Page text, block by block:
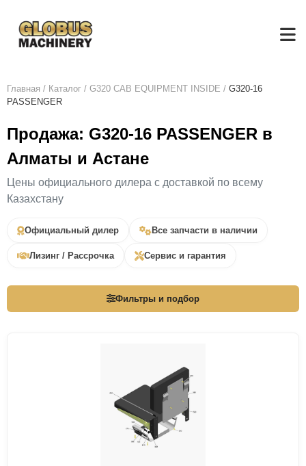
Главная / Каталог / G320 CAB EQUIPMENT INSIDE / G320-16
PASSENGER
Продажа: G320-16 PASSENGER в
Алматы и Астане
Цены официального дилера с доставкой по всему
Казахстану
Официальный дилер Все запчасти в наличии
Лизинг / Рассрочка Сервис и гарантия
Фильтры и подбор